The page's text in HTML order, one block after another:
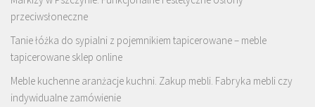
przeciwsłoneczne
Tanie łóżka do sypialni z pojemnikiem tapicerowane – meble
tapicerowane sklep online
Meble kuchenne aranżacje kuchni. Zakup mebli. Fabryka mebli czy
indywidualne zamówienie